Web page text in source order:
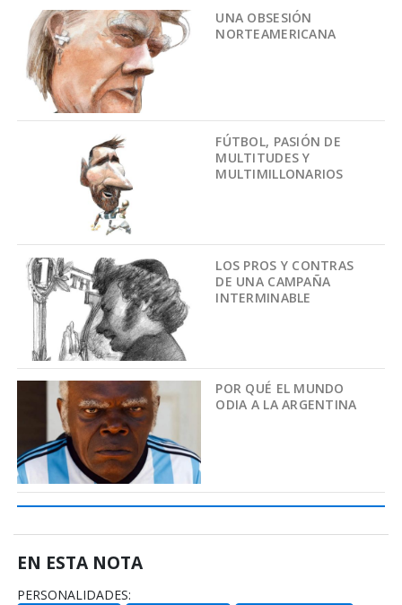
UNA OBSESIÓN
NORTEAMERICANA
FÚTBOL, PASIÓN DE
MULTITUDES Y
MULTIMILLONARIOS
LOS PROS Y CONTRAS
DE UNA CAMPAÑA
INTERMINABLE
POR QUÉ EL MUNDO
ODIA A LA ARGENTINA
EN ESTA NOTA
PERSONALIDADES: